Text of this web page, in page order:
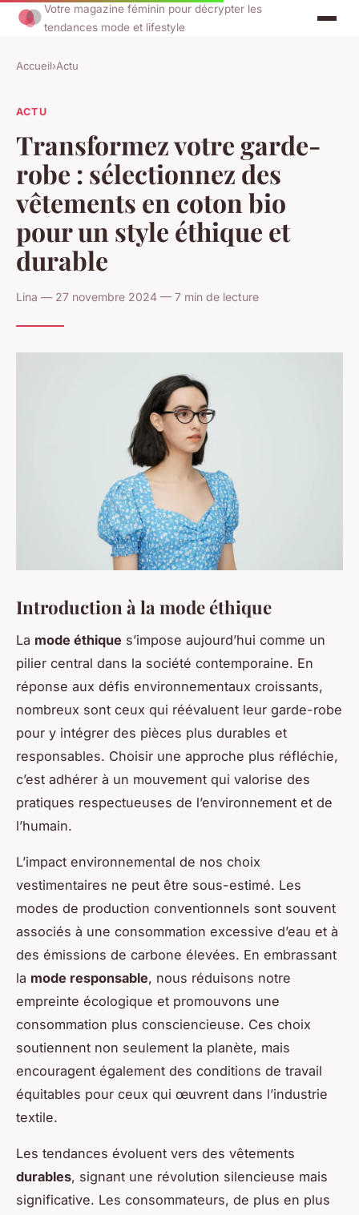
Votre magazine féminin pour décrypter les
tendances mode et lifestyle
Accueil›Actu
ACTU
Transformez votre garde-
robe : sélectionnez des
vêtements en coton bio
pour un style éthique et
durable
Lina — 27 novembre 2024 — 7 min de lecture
Introduction à la mode éthique
La mode éthique s’impose aujourd’hui comme un
pilier central dans la société contemporaine. En
réponse aux défis environnementaux croissants,
nombreux sont ceux qui réévaluent leur garde-robe
pour y intégrer des pièces plus durables et
responsables. Choisir une approche plus réfléchie,
c’est adhérer à un mouvement qui valorise des
pratiques respectueuses de l’environnement et de
l’humain.
L’impact environnemental de nos choix
vestimentaires ne peut être sous-estimé. Les
modes de production conventionnels sont souvent
associés à une consommation excessive d’eau et à
des émissions de carbone élevées. En embrassant
la mode responsable, nous réduisons notre
empreinte écologique et promouvons une
consommation plus consciencieuse. Ces choix
soutiennent non seulement la planète, mais
encouragent également des conditions de travail
équitables pour ceux qui œuvrent dans l’industrie
textile.
Les tendances évoluent vers des vêtements
durables, signant une révolution silencieuse mais
significative. Les consommateurs, de plus en plus